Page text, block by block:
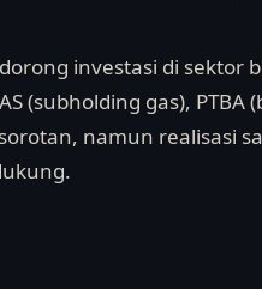
investasi di sektor
(subholding gas), PTBA
namun realisasi